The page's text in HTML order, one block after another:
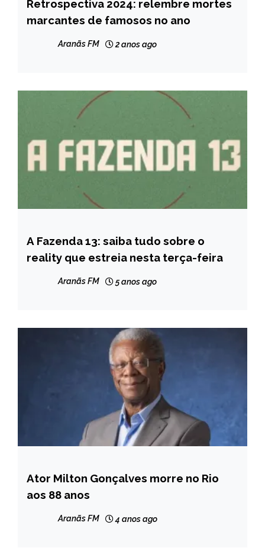
ENTRETENIMENTO
Retrospectiva 2024: relembre mortes
marcantes de famosos no ano
Aranãs FM 2 anos ago
ENTRETENIMENTO
A Fazenda 13: saiba tudo sobre o
reality que estreia nesta terça-feira
Aranãs FM 5 anos ago
ENTRETENIMENTO
Ator Milton Gonçalves morre no Rio
aos 88 anos
Aranãs FM 4 anos ago